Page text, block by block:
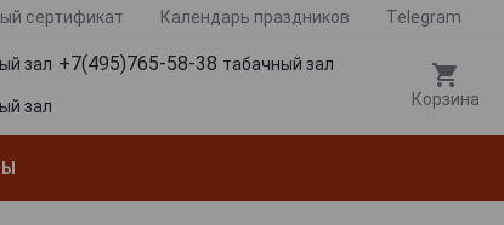
сертификат Календарь праздников Telegram
зал +7(495)765-58-38 табачный зал
зал Корзина